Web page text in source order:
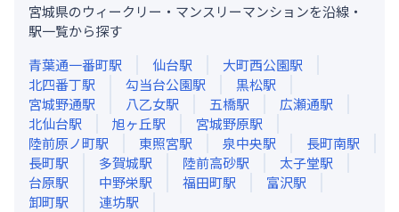
宮城県のウィークリー・マンスリーマンションを沿線・
駅一覧から探す
青葉通一番町駅 仙台駅 大町西公園駅
北四番丁駅 勾当台公園駅 黒松駅
宮城野通駅 八乙女駅 五橋駅 広瀬通駅
北仙台駅 旭ヶ丘駅 宮城野原駅
陸前原ノ町駅 東照宮駅 泉中央駅 長町南駅
長町駅 多賀城駅 陸前高砂駅 太子堂駅
台原駅 中野栄駅 福田町駅 富沢駅
卸町駅 連坊駅